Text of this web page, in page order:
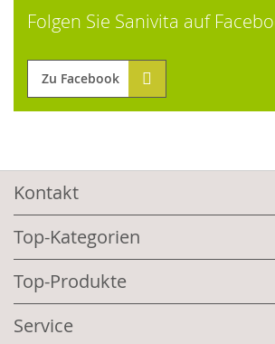
Folgen Sie Sanivita auf
Zu Facebook
Kontakt
Top-Kategorien
Top-Produkte
Service